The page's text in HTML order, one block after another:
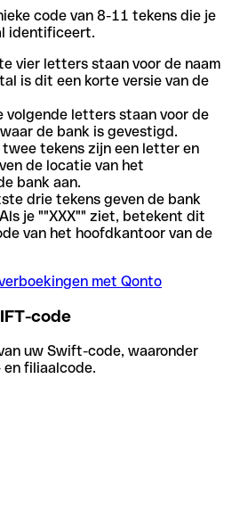
code van 8-11 tekens die je
identificeert.
vier letters staan voor de naam
is dit een korte versie van de
volgende letters staan voor de
de bank is gevestigd.
twee tekens zijn een letter en
de locatie van het
bank aan.
drie tekens geven de bank
je ""XXX"" ziet, betekent dit
van het hoofdkantoor van de
met Qonto
code
uw Swift-code, waaronder
filiaalcode.